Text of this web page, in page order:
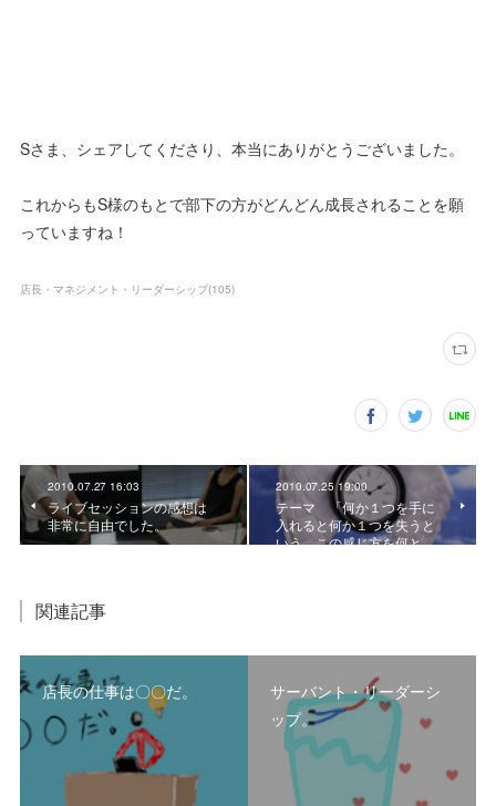
Sさま、シェアしてくださり、本当にありがとうございました。
これからもS様のもとで部下の方がどんどん成長されることを願
っていますね！
店長・マネジメント・リーダーシップ(105)
2010.07.27 16:03
ライブセッションの感想は
非常に自由でした。
2010.07.25 19:00
テーマ 「何か１つを手に
入れると何か１つを失うと
いう、この感じ方を何と…
関連記事
店長の仕事は〇〇だ。
サーバント・リーダーシ
ップ。